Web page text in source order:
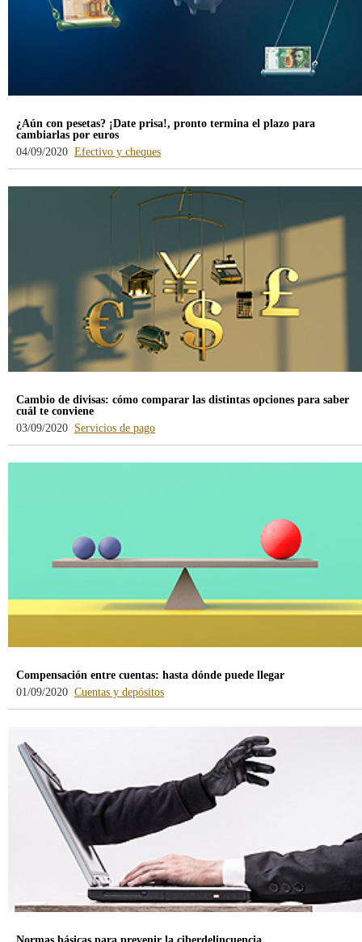
¿Aún con pesetas? ¡Date prisa!, pronto termina el plazo para
cambiarlas por euros
04/09/2020 Efectivo y cheques-
/webcb/Blog/EfectivoCheques
Cambio de divisas: cómo comparar las distintas opciones para saber
cuál te conviene
03/09/2020 Servicios de pago-
Compensación entre cuentas: hasta dónde puede llegar
01/09/2020 Cuentas y depósitos-
blog
/webcb/Blog/CuentasDepositos